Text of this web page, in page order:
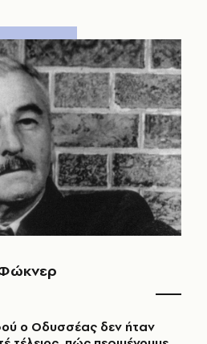
ο Οδυσσέας δεν ήταν